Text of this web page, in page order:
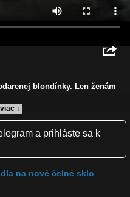
↓
blondínky. Len ženám
sklo, prsia, tričko
a prihláste sa k
na nové čelné sklo